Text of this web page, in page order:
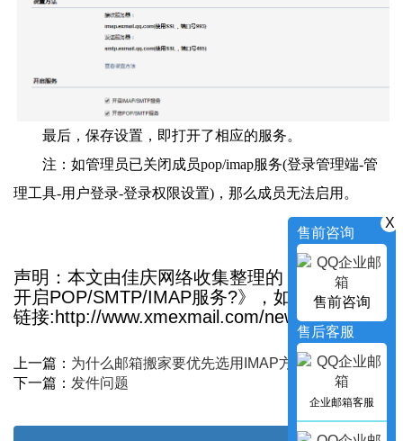
最后，保存设置，即打开了相应的服务。
注：如管理员已关闭成员pop/imap服务(登录管理端-管
理工具-用户登录-登录权限设置)，那么成员无法启用。
声明：本文由佳庆网络收集整理的《成员如何
开启POP/SMTP/IMAP服务?》，如转载请保留
链接:http://www.xmexmail.com/news_in/710
上一篇： 为什么邮箱搬家要优先选用IMAP方式?
下一篇： 发件问题
X
售前咨询
售前咨询
售后客服
企业邮箱客服